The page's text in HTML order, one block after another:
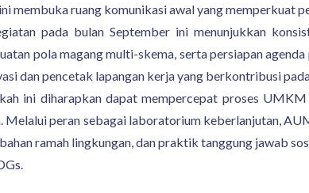
membuka ruang komunikasi awal yang memperkuat
pada bulan September ini menunjukkan
pola magang multi-skema, serta persiapan
dan pencetak lapangan kerja yang berkontribusi
ini diharapkan dapat mempercepat proses
Melalui peran sebagai laboratorium keberlanjutan,
ramah lingkungan, dan praktik tanggung jawab